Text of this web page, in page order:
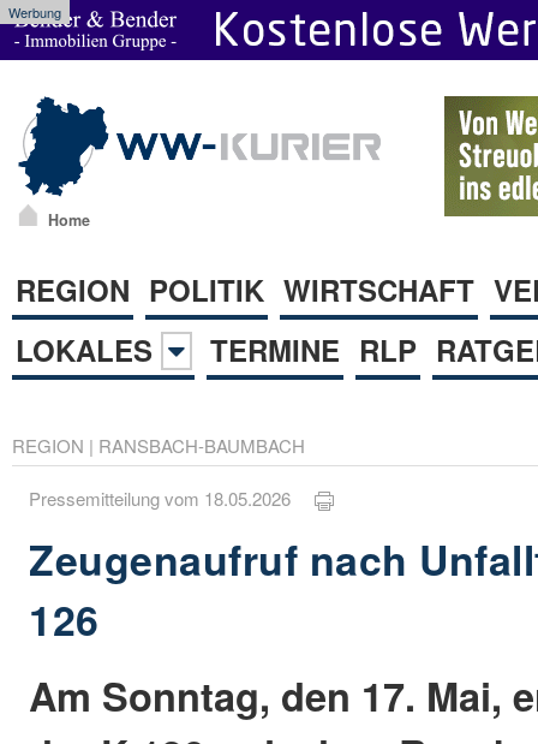
Werbung
Home
REGION POLITIK WIRTSCHAFT
LOKALES
TERMINE RLP
REGION | RANSBACH-BAUMBACH
Pressemitteilung vom 18.05.2026
Zeugenaufruf nach
126
Am Sonntag, den 17. Mai,